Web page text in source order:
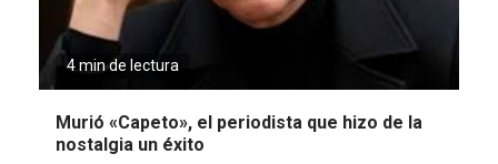
4 min de lectura
Murió «Capeto», el periodista que hizo de la
nostalgia un éxito